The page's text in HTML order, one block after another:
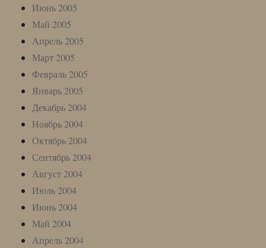
Июнь 2005
Май 2005
Апрель 2005
Март 2005
Февраль 2005
Январь 2005
Декабрь 2004
Ноябрь 2004
Октябрь 2004
Сентябрь 2004
Август 2004
Июль 2004
Июнь 2004
Май 2004
Апрель 2004